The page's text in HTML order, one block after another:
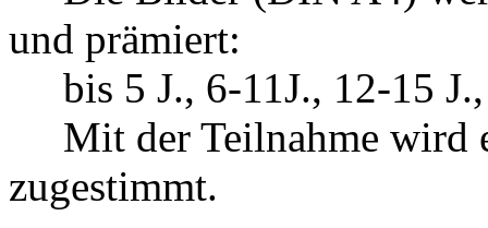
und prämiert:
bis 5 J., 6-11J., 12-15
Mit der Teilnahme wird
zugestimmt.